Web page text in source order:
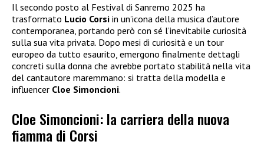
Il secondo posto al Festival di Sanremo 2025 ha
trasformato Lucio Corsi in un’icona della musica d’autore
contemporanea, portando però con sé l’inevitabile curiosità
sulla sua vita privata. Dopo mesi di curiosità e un tour
europeo da tutto esaurito, emergono finalmente dettagli
concreti sulla donna che avrebbe portato stabilità nella vita
del cantautore maremmano: si tratta della modella e
influencer Cloe Simoncioni.
Cloe Simoncioni: la carriera della nuova
fiamma di Corsi